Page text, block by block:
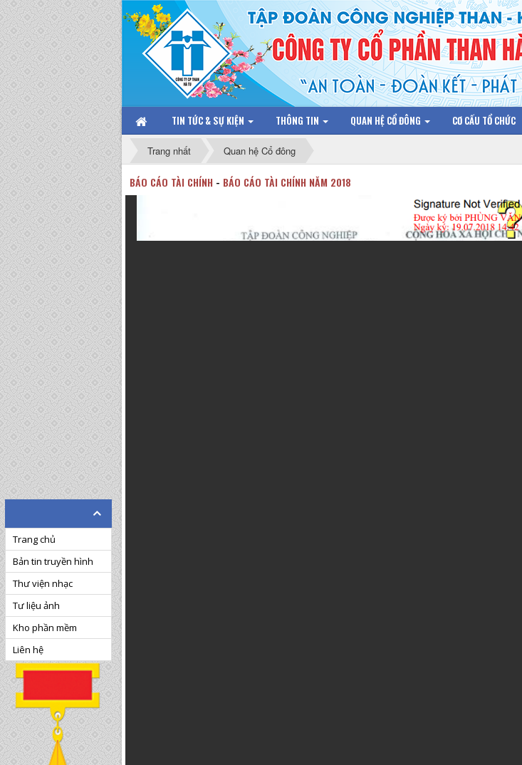
TIN TỨC & SỰ KIỆN THÔNG TIN QUAN HỆ CỔ ĐÔNG CƠ CẤU TỔ CHỨC
Trang nhất Quan hệ Cổ đông
BÁO CÁO TÀI CHÍNH - BÁO CÁO TÀI CHÍNH NĂM 2018
Trang chủ
Bản tin truyền hình
Thư viện nhạc
Tư liệu ảnh
Kho phần mềm
Liên hệ